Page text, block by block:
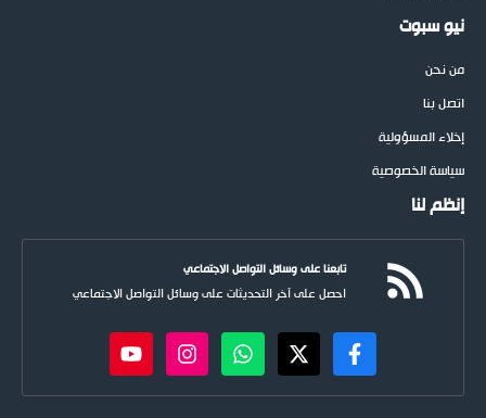
نيو سبوت
من نحن
اتصل بنا
إخلاء المسؤولية
سياسة الخصوصية
إنظم لنا
تابعنا على وسائل التواصل الاجتماعي
احصل على آخر التحديثات على وسائل التواصل الاجتماعي